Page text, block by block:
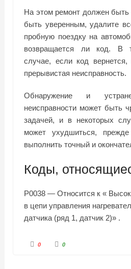
На этом ремонт должен
быть уверенным, удалите
пробную поездку на
возвращается ли код. В
случае, если код
прерывистая неисправность.
Обнаружение и
неисправности может быть
задачей, и в некоторых
может ухудшиться,
выполнить точный и
Коды,
P0038 — Относится к«
в цепи управления
датчика (ряд 1, датчик 2)» .
0 0